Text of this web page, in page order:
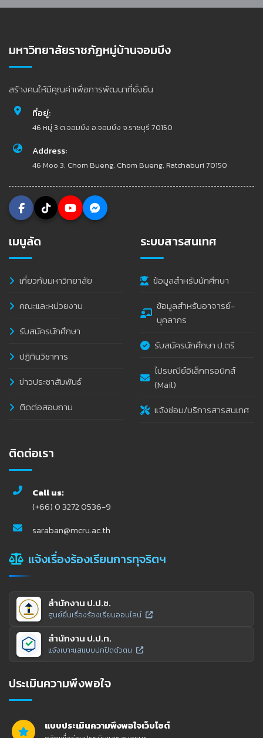
มหาวิทยาลัยราชภัฏหมู่บ้านจอมบึง
สร้างคนให้มีคุณค่าเพื่อการพัฒนาที่ยั่งยืน
ที่อยู่:
46 หมู่ 3 ต.จอมบึง อ.จอมบึง จ.ราชบุรี 70150
Address:
46 Moo 3, Chom Bueng, Chom Bueng, Ratchaburi 70150
เมนูลัด
เกี่ยวกับมหาวิทยาลัย
คณะและหน่วยงาน
รับสมัครนักศึกษา
ปฏิทินวิชาการ
ข่าวประชาสัมพันธ์
ติดต่อสอบถาม
ระบบสารสนเทศ
ข้อมูลสำหรับนักศึกษา
ข้อมูลสำหรับอาจารย์-
บุคลากร
รับสมัครนักศึกษา ป.ตรี
ไปรษณีย์อิเล็กทรอนิกส์
(Mail)
แจ้งซ่อม/บริการสารสนเทศ
ติดต่อเรา
Call us:
(+66) 0 3272 0536-9
saraban@mcru.ac.th
แจ้งเรื่องร้องเรียนการทุจริตฯ
สำนักงาน ป.ป.ช.
ศูนย์ยื่นเรื่องร้องเรียนออนไลน์
สำนักงาน ป.ป.ท.
แจ้งเบาะแสแบบปกปิดตัวตน
ประเมินความพึงพอใจ
แบบประเมินความพึงพอใจเว็บไซต์